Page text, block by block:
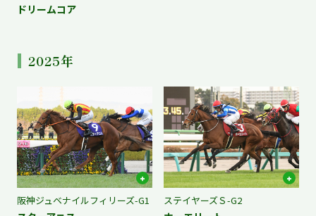
ドリームコア
2025年
阪神ジュベナイルフィリーズ-G1 ステイヤーズＳ-G2